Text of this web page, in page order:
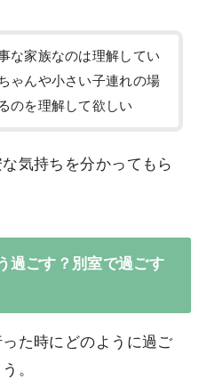
な家族なのは理解してい
ゃんや小さい子連れの場
のを理解して欲しい
気持ちを分かってもら
過ごす？別室で過ごす
た時にどのように過ご
。